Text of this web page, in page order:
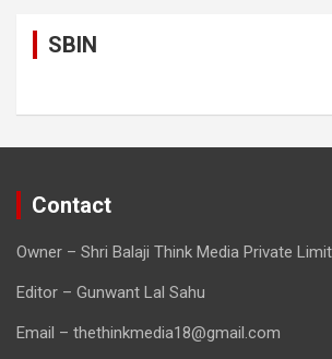
SBIN
Contact
Owner – Shri Balaji Think Media Private
Editor – Gunwant Lal Sahu
Email – thethinkmedia18@gmail.com